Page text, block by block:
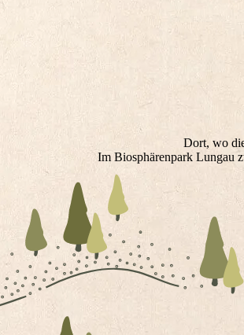
fanningberg.at
Dort, wo
Im Biosphärenpark Lungau